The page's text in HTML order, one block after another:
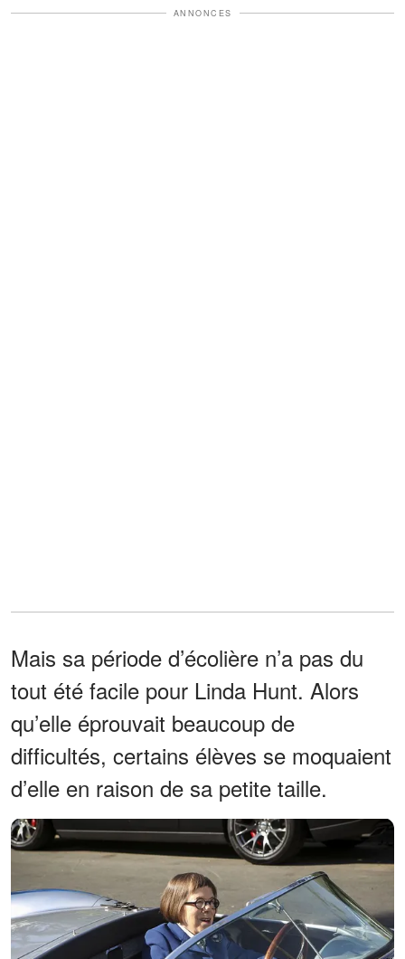
ANNONCES
Mais sa période d’écolière n’a pas du
tout été facile pour Linda Hunt. Alors
qu’elle éprouvait beaucoup de
difficultés, certains élèves se moquaient
d’elle en raison de sa petite taille.